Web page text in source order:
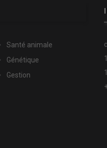
Santé animale
Génétique
Gestion